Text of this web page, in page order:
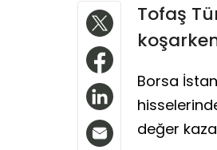
Tofaş
Borsa
değer